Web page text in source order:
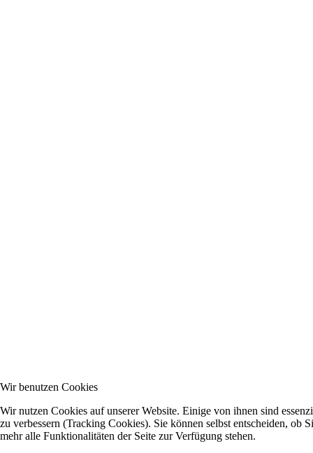
Wir benutzen Cookies
Wir nutzen Cookies auf unserer Website. Einige von ihnen sind
zu verbessern (Tracking Cookies). Sie können selbst entscheiden, ob
mehr alle Funktionalitäten der Seite zur Verfügung stehen.